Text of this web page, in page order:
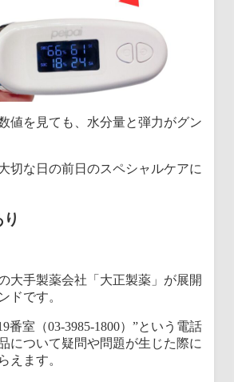
値を見ても、水分量と弾力がグン
切な日の前日のスペシャルケアに
大手製薬会社「大正製薬」が展開
ドです。
番室（03-3985-1800）”という電話
について疑問や問題が生じた際に
えます。